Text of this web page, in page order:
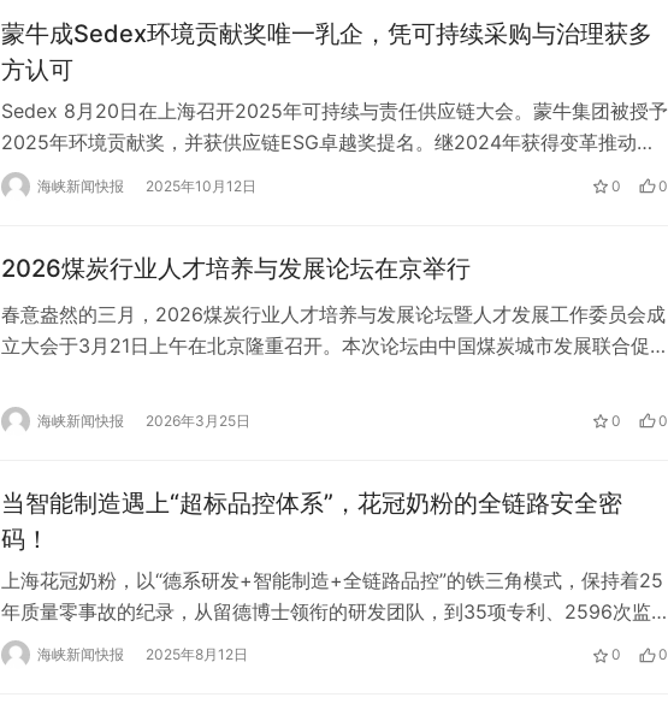
员会章…
蒙牛成Sedex环境贡献奖唯一乳企，凭可持续采购与治理获多
方认可
Sedex 8月20日在上海召开2025年可持续与责任供应链大会。蒙牛集团被授予
2025年环境贡献奖，并获供应链ESG卓越奖提名。继2024年获得变革推动奖
之后，蒙牛再度荣获供应链大奖，且是环境贡献奖中唯一获评的乳制品企业，
海峡新闻快报 2025年10月12日 0 0
2026煤炭行业人才培养与发展论坛在京举行
春意盎然的三月，2026煤炭行业人才培养与发展论坛暨人才发展工作委员会成
立大会于3月21日上午在北京隆重召开。本次论坛由中国煤炭城市发展联合促
高校，晋能控股装备制造集团、陕煤集团、国能北电胜利能源、国能神东集
团、榆林能源等数十家能源企业，中国煤炭工业协会、中国安全生产协会等行
海峡新闻快报 2026年3月25日 0 0
当智能制造遇上“超标品控体系”，花冠奶粉的全链路安全密
码！
上海花冠奶粉，以“德系研发+智能制造+全链路品控”的铁三角模式，保持着25
年质量零事故的纪录，从留德博士领衔的研发团队，到35项专利、2596次监
测，100%合格等“硬指标”，在消费者心中筑起了一道信任长城！ 一、研发：
海峡新闻快报 2025年8月12日 0 0